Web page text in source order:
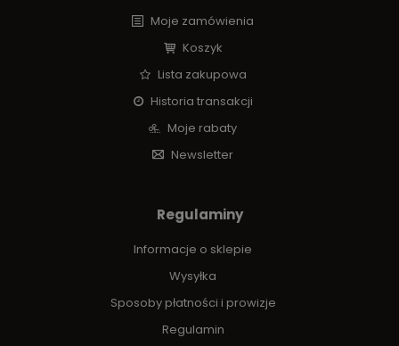
Moje zamówienia
Koszyk
Lista zakupowa
Historia transakcji
Moje rabaty
Newsletter
Regulaminy
Informacje o sklepie
Wysyłka
Sposoby płatności i prowizje
Regulamin